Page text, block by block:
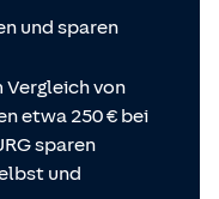
und sparen
Vergleich von
etwa 250 € bei
sparen
und